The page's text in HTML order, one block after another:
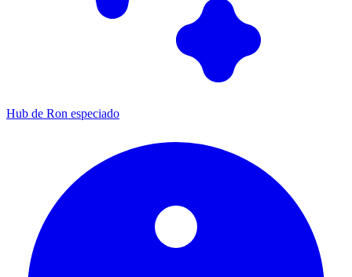
Hub de Ron especiado